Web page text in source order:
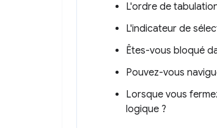
L'ordre de
L'indicateur de
Êtes-vous bloqué
Pouvez-vous
Lorsque vous
logique ?